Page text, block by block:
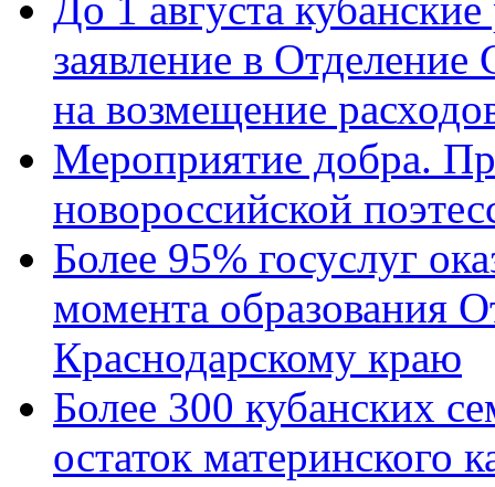
заявление в
на возмещение
Мероприятие добра.
новороссийской
Более 95% госуслуг
момента образования
Краснодарскому краю
Более 300 кубанских
остаток материнского